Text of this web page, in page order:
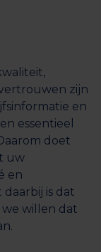
zijn
en
essentieel
doet
uw
en
is dat
willen dat